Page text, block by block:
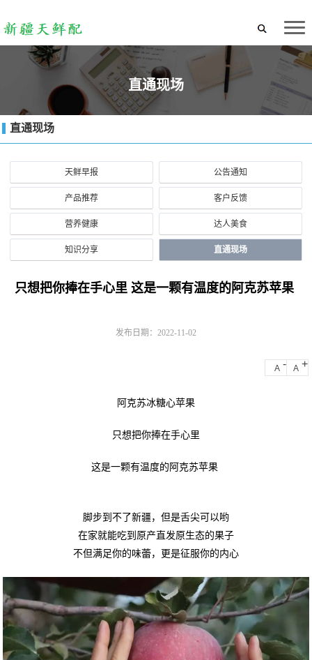
直通现场
直通现场
天鲜早报 公告通知
产品推荐 客户反馈
营养健康 达人美食
知识分享 直通现场
只想把你捧在手心里 这是一颗有温度的阿克苏苹果 ​​​
发布日期：2022-11-02
A - A +
阿克苏冰糖心苹果
只想把你捧在手心里
这是一颗有温度的阿克苏苹果 ​​​
脚步到不了新疆，但是舌尖可以哟
在家就能吃到原产直发原生态的果子
不但满足你的味蕾，更是征服你的内心